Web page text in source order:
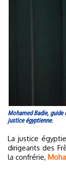
Mohamed Badie,
justice égyptienne.
La justice égyptienne a condamné à mort, lundi 16 mars, 22
dirigeants des
la confrérie,